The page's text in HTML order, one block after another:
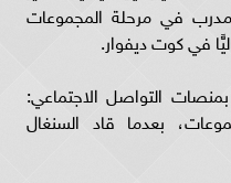
في مرحلة المجموعات
في كوت ديفوار.
التواصل الاجتماعي:
بعدما قاد السنغال